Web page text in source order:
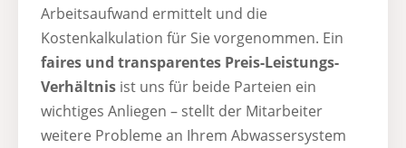
Arbeitsaufwand ermittelt und die
Kostenkalkulation für Sie vorgenommen. Ein
faires und transparentes Preis-Leistungs-
Verhältnis ist uns für beide Parteien ein
wichtiges Anliegen – stellt der Mitarbeiter
weitere Probleme an Ihrem Abwassersystem